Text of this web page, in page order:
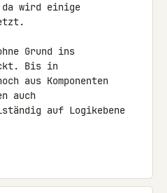
wird einige
Grund ins
Bis in
aus Komponenten
auch
auf Logikebene